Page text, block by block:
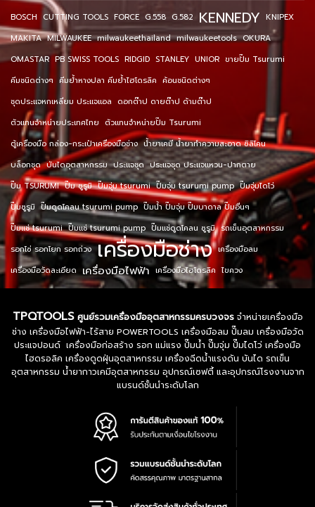
BOSCH CUTTING TOOLS FORCE G.558 G.582 KENNEDY KNIPEX
MAKITA MILWAUKEE milwaukeethailand milwaukeetools OKURA
OMASTAR PB SWISS TOOLS RIDGID STANLEY UNIOR ขายปั๊ม Tsurumi
คีมชนิดต่างๆ คีมย้ำหางปลา คีมย้ำไฮโดรลิค ค้อนชนิดต่างๆ
ชุดประแจหกเหลี่ยม ประแจแอล ดอกต๊าป ดายต๊าป ด้ามต๊าป
ตัวแทนจำหน่ายประเทศไทย ตัวแทนจำหน่ายปั๊ม Tsurumi
ตู้เครื่องมือ กล่อง-กระเป๋าเครื่องมือช่าง น้ำยาเคมี น้ำยาทำความสะอาด ซิลิโคน
บล็อกชุด บันไดอุตสาหกรรม ประแจชุด ประแจชุด ประแจแหวน-ปากตาย
ปั๊ม TSURUMI ปั๊ม ซูรูมิ ปั๊มจุ่ม tsurumi ปั๊มจุ่ม tsurumi pump ปั๊มจุ่มไดโว่
ปั๊มซูรูมิ ปั๊มดูดโคลน tsurumi pump ปั๊มน้ำ ปั๊มจุ่ม ปั๊มบาดาล ปั๊มอื่นๆ
ปั๊มแช่ tsurumi ปั๊มแช่ tsurumi pump ปั๊มแช่ดูดโคลน ซูรูมิ รถเข็นอุตสาหกรรม
รอกโซ่ รอกโยก รอกถ่วง เครื่องมือช่าง เครื่องมือลม
เครื่องมือวัดละเอียด เครื่องมือไฟฟ้า เครื่องมือไฮโดรลิค ไขควง
TPQTOOLS ศูนย์รวมเครื่องมืออุตสาหกรรมครบวงจรจำหน่ายเครื่องมือ
ช่าง เครื่องมือไฟฟ้า-ไร้สาย POWERTOOLS เครื่องมือลม ปั๊มลม เครื่องมือวัด
ประแจปอนด์ เครื่องมือก่อสร้าง รอก แม่แรง ปั๊มน้ำ ปั๊มจุ่ม ปั๊มไดโว่ เครื่องมือ
ไฮดรอลิค เครื่องดูดฝุ่นอุตสาหกรรม เครื่องฉีดน้ำแรงดัน บันได รถเข็น
อุตสาหกรรม น้ำยากาวเคมีอุตสาหกรรม อุปกรณ์เซฟตี้ และอุปกรณ์โรงงานจาก
แบรนด์ชั้นนำระดับโลก